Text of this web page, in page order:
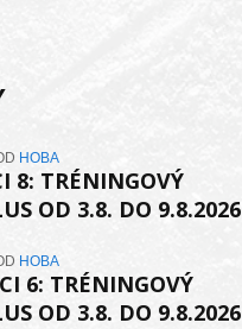
HOBA
8: TRÉNINGOVÝ
OD 3.8. DO 9.8.2026
HOBA
6: TRÉNINGOVÝ
OD 3.8. DO 9.8.2026